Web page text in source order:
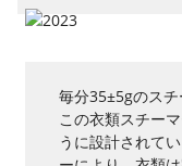
毎分35±5gのス
この衣類スチー
うに設計されて